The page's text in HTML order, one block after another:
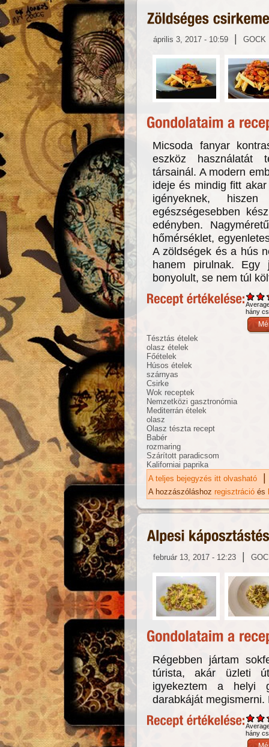
április 3, 2017 - 10:59 | GOCK
Micsoda fanyar
eszköz használatát
társainál. A modern
ideje és mindig fitt
igényeknek,
egészségesebben
edényben.
hőmérséklet,
A zöldségek és a hús
hanem pirulnak.
bonyolult, se nem túl
hány
Tésztás ételek
olasz ételek
Főételek
Húsos ételek
szárnyas
Csirke
Wok receptek
Nemzetközi gasztronómia
Mediterrán ételek
olasz
Olasz tészta recept
Babér
rozmaring
Szárított paradicsom
Kaliforniai paprika
A teljes bejegyzés itt olvasható
|
A hozzászóláshoz regisztráció és
február 13, 2017 - 12:23 |
Régebben jártam
túrista, akár üzleti
igyekeztem a helyi
darabkáját
hány